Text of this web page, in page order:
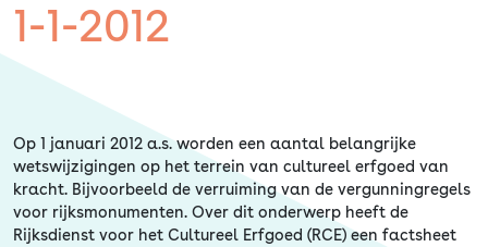
Erfgoed
1-1-2012
Op 1 januari 2012 a.s. worden een aantal belangrijke
wetswijzigingen op het terrein van cultureel erfgoed van
kracht. Bijvoorbeeld de verruiming van de vergunningregels
voor rijksmonumenten. Over dit onderwerp heeft de
Rijksdienst voor het Cultureel Erfgoed (RCE) een factsheet